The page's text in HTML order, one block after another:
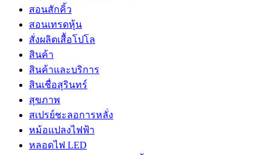
สอนสักคิ้ว
สอนเทรดหุ้น
สั่งผลิตเสื้อโปโล
สินค้า
สินค้าและบริการ
สินเชื่อสุรินทร์
สุขภาพ
สเปรย์ชะลอการหลั่ง
หม้อแปลงไฟฟ้า
หลอดไฟ LED